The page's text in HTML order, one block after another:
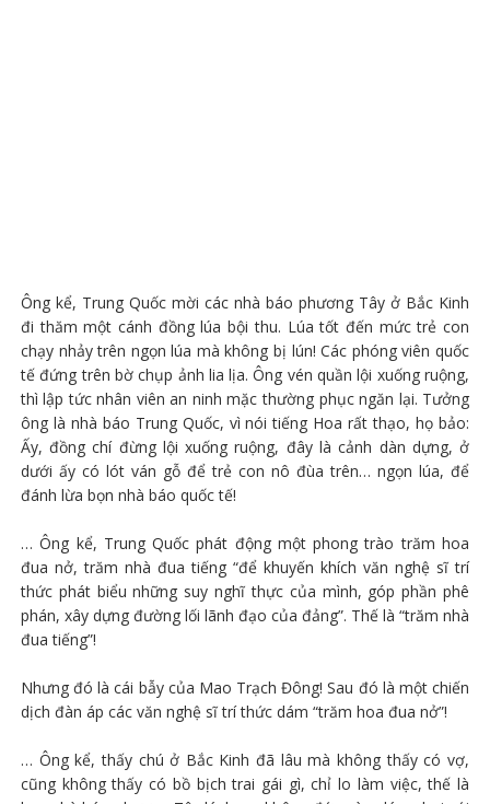
Ông kể, Trung Quốc mời các nhà báo phương Tây ở Bắc Kinh
đi thăm một cánh đồng lúa bội thu. Lúa tốt đến mức trẻ con
chạy nhảy trên ngọn lúa mà không bị lún! Các phóng viên quốc
tế đứng trên bờ chụp ảnh lia lịa. Ông vén quần lội xuống ruộng,
thì lập tức nhân viên an ninh mặc thường phục ngăn lại. Tưởng
ông là nhà báo Trung Quốc, vì nói tiếng Hoa rất thạo, họ bảo:
Ấy, đồng chí đừng lội xuống ruộng, đây là cảnh dàn dựng, ở
dưới ấy có lót ván gỗ để trẻ con nô đùa trên… ngọn lúa, để
đánh lừa bọn nhà báo quốc tế!
… Ông kể, Trung Quốc phát động một phong trào trăm hoa
đua nở, trăm nhà đua tiếng “để khuyến khích văn nghệ sĩ trí
thức phát biểu những suy nghĩ thực của mình, góp phần phê
phán, xây dựng đường lối lãnh đạo của đảng”. Thế là “trăm nhà
đua tiếng”!
Nhưng đó là cái bẫy của Mao Trạch Đông! Sau đó là một chiến
dịch đàn áp các văn nghệ sĩ trí thức dám “trăm hoa đua nở”!
… Ông kể, thấy chú ở Bắc Kinh đã lâu mà không thấy có vợ,
cũng không thấy có bồ bịch trai gái gì, chỉ lo làm việc, thế là